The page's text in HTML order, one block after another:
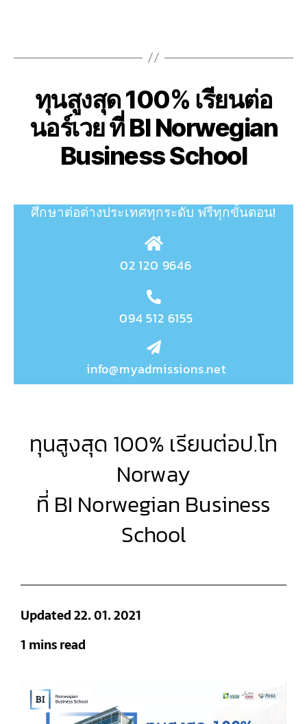
ทุนสูงสุด 100% เรียนต่อ
นอร์เวย ที่ BI Norwegian
Business School
ศึกษาต่อต่างประเทศทุกระดับ ฟรีทุกขั้นตอน!
02 120 9646
094 512 6155
info@myadmissions.net
ทุนสูงสุด 100% เรียนต่อป.โท
Norway
ที่ BI Norwegian Business
School
Updated 22. 01. 2021
1 mins read